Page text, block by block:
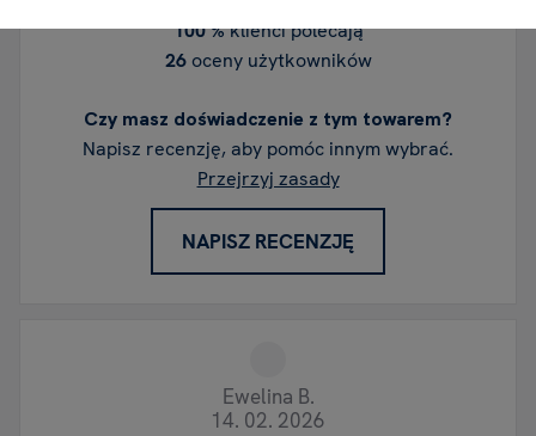
100 %klienci polecają
26oceny użytkowników
Czy masz doświadczenie z tym towarem?
Napisz recenzję, aby pomóc innym wybrać.
Przejrzyj zasady
NAPISZ RECENZJĘ
Ewelina B.
14. 02. 2026